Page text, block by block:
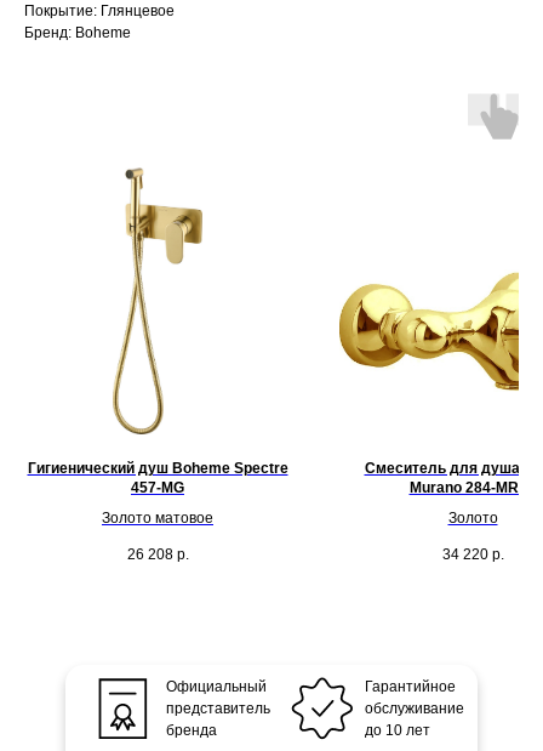
Покрытие: Глянцевое
Бренд: Boheme
Гигиенический душ Boheme Spectre
457-MG
Золото матовое
26 208 р.
Смеситель для душа
Murano 284-MR-W
Золото
34 220 р.
Официальный
представитель
бренда
Гарантийное
обслуживание
до 10 лет